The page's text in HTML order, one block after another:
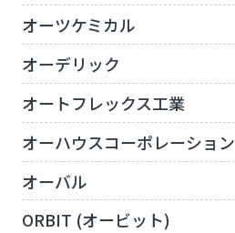
オーツケミカル
オーデリック
オートフレックス工業
オーハウスコーポレーション
オーバル
ORBIT (オービット)